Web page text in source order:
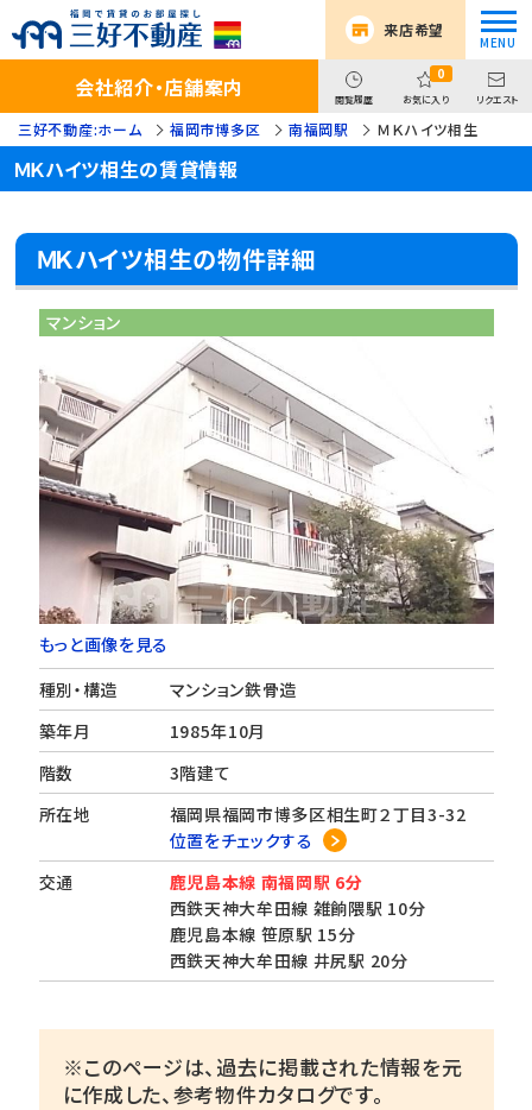
来店希望
会社紹介・店舗案内 閲覧履歴
0
お気に入り リクエスト
三好不動産:ホーム 福岡市博多区 南福岡駅 ＭＫハイツ相生
ＭＫハイツ相生の賃貸情報
ＭＫハイツ相生の物件詳細
マンション
もっと画像を見る
種別・構造
マンション鉄骨造
築年月
1985年10月
階数
3階建て
所在地
福岡県福岡市博多区相生町２丁目3-32
位置をチェックする
交通
鹿児島本線 南福岡駅 6分
西鉄天神大牟田線 雑餉隈駅 10分
鹿児島本線 笹原駅 15分
西鉄天神大牟田線 井尻駅 20分
※このページは、過去に掲載された情報を元
に作成した、参考物件カタログです。